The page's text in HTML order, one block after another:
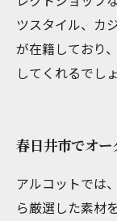
ツスタイル、カ
が在籍しており
してくれるでしょ
春日井市でオー
アルコットでは
ら厳選した素材